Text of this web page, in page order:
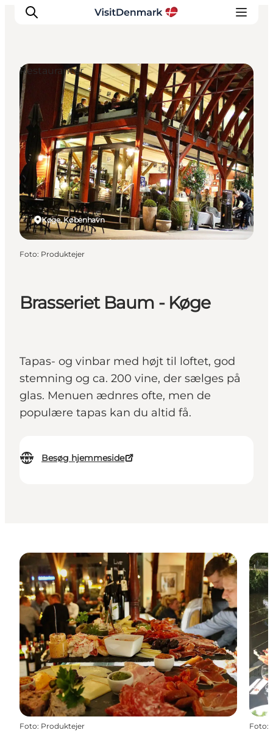
Inspiration
Destinationer
Oplevelser
Overnatning
Planlæg ferien
Brasseriet Baum - Køge
Tapas- og vinbar med højt til loftet, god
stemning og ca. 200 vine, der sælges på
glas. Menuen ædnres ofte, men de
populære tapas kan du altid få.
Besøg hjemmeside
Køge, København
Restauranter
Foto: Produktejer
Foto: Produktejer Foto: